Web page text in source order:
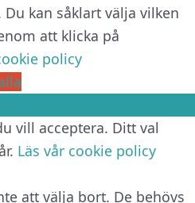
kan såklart välja vilken
att klicka på
policy
vill acceptera. Ditt val
Läs vår cookie policy
att välja bort. De behövs